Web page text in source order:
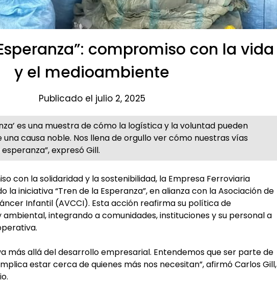
compromiso con la vida
y el medioambiente
Publicado el julio 2, 2025
es una muestra de cómo la logística y la voluntad pueden
una causa noble. Nos llena de orgullo ver cómo nuestras vías
expresó Gill.
con la solidaridad y la sostenibilidad, la Empresa Ferroviaria
la iniciativa “Tren de la Esperanza”, en alianza con la Asociación de
Infantil (AVCCI). Esta acción reafirma su política de
ambiental, integrando a comunidades, instituciones y su personal a
más allá del desarrollo empresarial. Entendemos que ser parte de
estar cerca de quienes más nos necesitan”, afirmó Carlos Gill,